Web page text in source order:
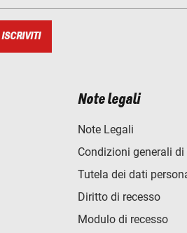
ISCRIVITI
Note legali
Note Legali
Condizioni generali di
Tutela dei dati
Diritto di recesso
Modulo di recesso